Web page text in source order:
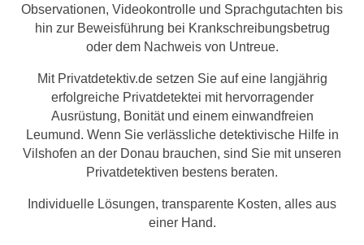
Observationen, Videokontrolle und Sprachgutachten bis
hin zur Beweisführung bei Krankschreibungsbetrug
oder dem Nachweis von Untreue.
Mit Privatdetektiv.de setzen Sie auf eine langjährig
erfolgreiche Privatdetektei mit hervorragender
Ausrüstung, Bonität und einem einwandfreien
Leumund. Wenn Sie verlässliche detektivische Hilfe in
Vilshofen an der Donau brauchen, sind Sie mit unseren
Privatdetektiven bestens beraten.
Individuelle Lösungen, transparente Kosten, alles aus
einer Hand.